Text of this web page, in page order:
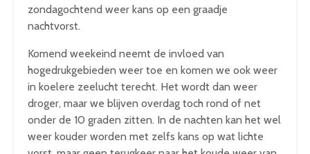
zondagochtend weer kans op een graadje
nachtvorst.
Komend weekeind neemt de invloed van
hogedrukgebieden weer toe en komen we ook weer
in koelere zeelucht terecht. Het wordt dan weer
droger, maar we blijven overdag toch rond of net
onder de 10 graden zitten. In de nachten kan het wel
weer kouder worden met zelfs kans op wat lichte